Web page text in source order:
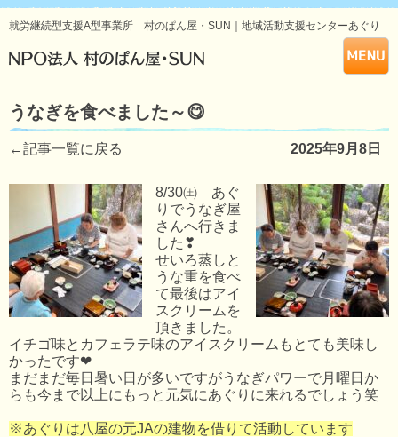
就労継続型支援A型事業所 村のぱん屋・SUN｜地域活動支援センターあぐり
うなぎを食べました～😋
←記事一覧に戻る 2025年9月8日
8/30㈯ あぐ
りでうなぎ屋
さんへ行きま
した❣
せいろ蒸しと
うな重を食べ
て最後はアイ
スクリームを
頂きました。
イチゴ味とカフェラテ味のアイスクリームもとても美味し
かったです❤
まだまだ毎日暑い日が多いですがうなぎパワーで月曜日か
らも今まで以上にもっと元気にあぐりに来れるでしょう笑
※あぐりは八屋の元JAの建物を借りて活動しています